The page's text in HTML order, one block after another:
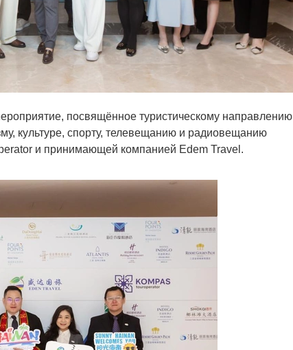
посвящённое туристическому направлению
культуре, спорту, телевещанию и радиовещанию
и принимающей компанией Edem Travel.